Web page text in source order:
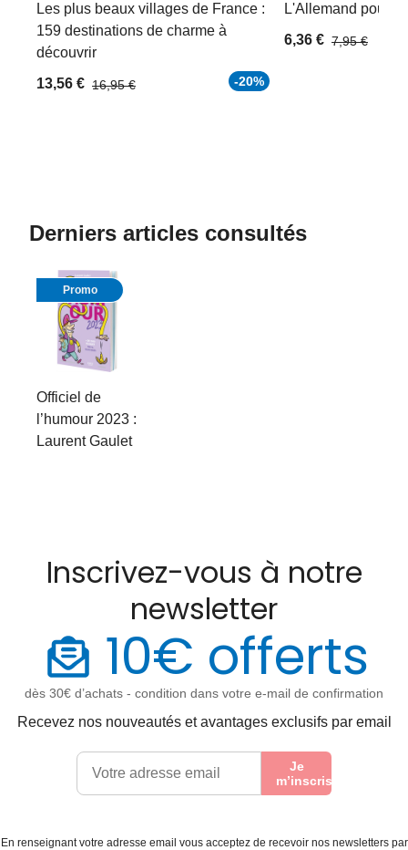
Les plus beaux villages de France :
159 destinations de charme à
découvrir
13,56 € 16,95 € -20%
L'Allemand pour
6,36 € 7,95 €
Derniers articles consultés
Promo
Officiel de
l’humour 2023 :
Laurent Gaulet
Inscrivez-vous à notre
newsletter
10€ offerts
dès 30€ d’achats - condition dans votre e-mail de confirmation
Recevez nos nouveautés et avantages exclusifs par email
Je
m’inscris
En renseignant votre adresse email vous acceptez de recevoir nos newsletters par